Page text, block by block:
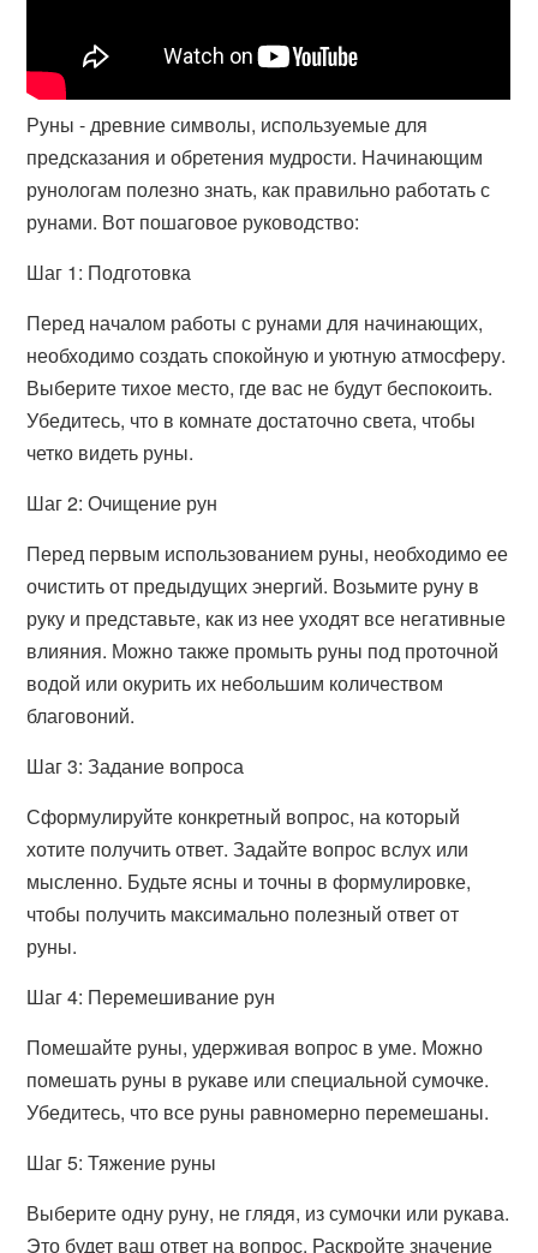
Руны - древние символы, используемые для
предсказания и обретения мудрости. Начинающим
рунологам полезно знать, как правильно работать с
рунами. Вот пошаговое руководство:
Шаг 1: Подготовка
Перед началом работы с рунами для начинающих,
необходимо создать спокойную и уютную атмосферу.
Выберите тихое место, где вас не будут беспокоить.
Убедитесь, что в комнате достаточно света, чтобы
четко видеть руны.
Шаг 2: Очищение рун
Перед первым использованием руны, необходимо ее
очистить от предыдущих энергий. Возьмите руну в
руку и представьте, как из нее уходят все негативные
влияния. Можно также промыть руны под проточной
водой или окурить их небольшим количеством
благовоний.
Шаг 3: Задание вопроса
Сформулируйте конкретный вопрос, на который
хотите получить ответ. Задайте вопрос вслух или
мысленно. Будьте ясны и точны в формулировке,
чтобы получить максимально полезный ответ от
руны.
Шаг 4: Перемешивание рун
Помешайте руны, удерживая вопрос в уме. Можно
помешать руны в рукаве или специальной сумочке.
Убедитесь, что все руны равномерно перемешаны.
Шаг 5: Тяжение руны
Выберите одну руну, не глядя, из сумочки или рукава.
Это будет ваш ответ на вопрос. Раскройте значение